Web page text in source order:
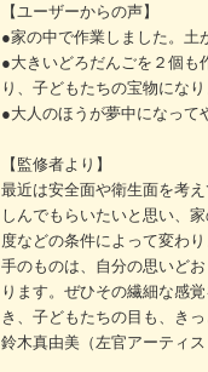
【ユーザーからの声】
●家の中で作業しました。土
●大きいどろだんごを２個も
り、子どもたちの宝物になり
●大人のほうが夢中になって
【監修者より】
最近は安全面や衛生面を考
しんでもらいたいと思い、
度などの条件によって変わ
手のものは、自分の思いど
ります。ぜひその繊細な感
き、子どもたちの目も、き
鈴木真由美（左官アーティス